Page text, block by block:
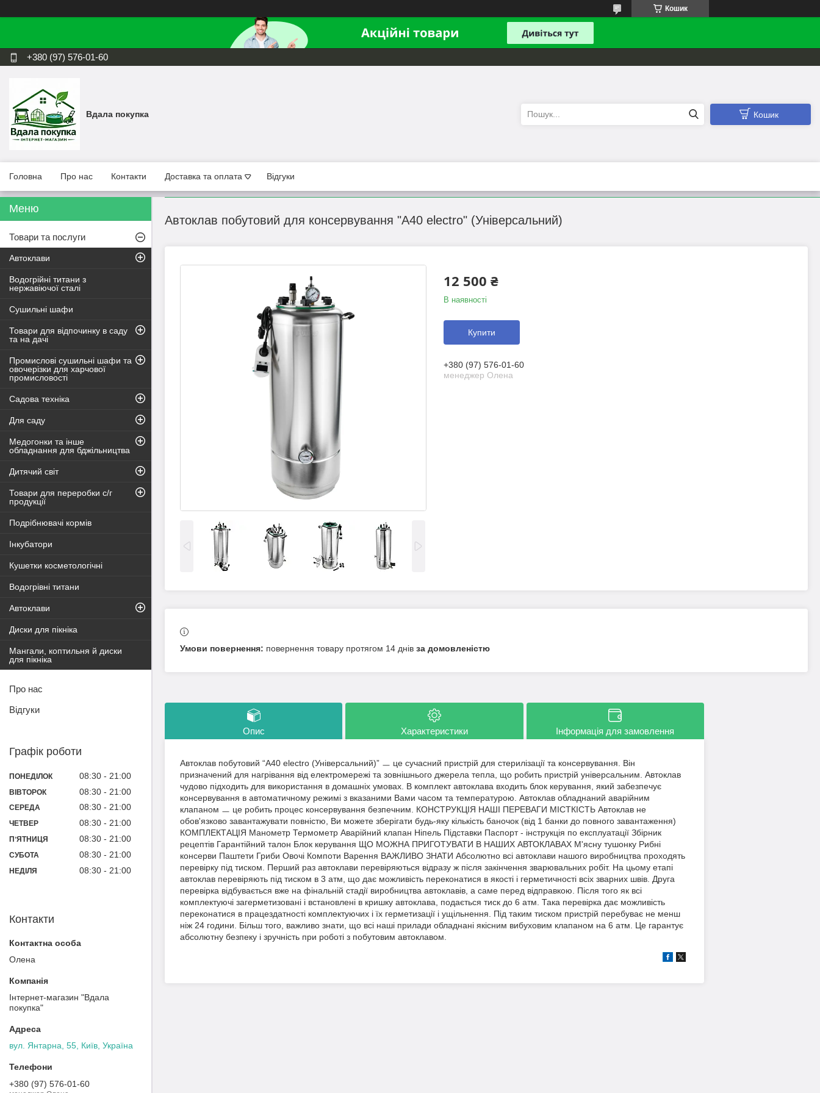
Кошик
+380 (97) 576-01-60
Вдала покупка Кошик
Головна Про нас Контакти Доставка та оплата Відгуки
Автоклав побутовий для консервування "А40 electro" (Універсальний)
12 500 ₴
В наявності
Купити
+380 (97) 576-01-60
менеджер Олена
повернення товару протягом 14 днів за домовленістю
Опис Характеристики Інформація для замовлення
Автоклав побутовий “А40 electro (Універсальний)” ㅡ це сучасний пристрій для стерилізації та консервування. Він
призначений для нагрівання від електромережі та зовнішнього джерела тепла, що робить пристрій універсальним. Автоклав
чудово підходить для використання в домашніх умовах. В комплект автоклава входить блок керування, який забезпечує
консервування в автоматичному режимі з вказаними Вами часом та температурою. Автоклав обладнаний аварійним
клапаном ㅡ це робить процес консервування безпечним. КОНСТРУКЦІЯ НАШІ ПЕРЕВАГИ МІСТКІСТЬ Автоклав не
обов'язково завантажувати повністю, Ви можете зберігати будь-яку кількість баночок (від 1 банки до повного завантаження)
КОМПЛЕКТАЦІЯ Манометр Термометр Аварійний клапан Ніпель Підставки Паспорт - інструкція по експлуатації Збірник
рецептів Гарантійний талон Блок керування ЩО МОЖНА ПРИГОТУВАТИ В НАШИХ АВТОКЛАВАХ М'ясну тушонку Рибні
консерви Паштети Гриби Овочі Компоти Варення ВАЖЛИВО ЗНАТИ Абсолютно всі автоклави нашого виробництва проходять
перевірку під тиском. Перший раз автоклави перевіряються відразу ж після закінчення зварювальних робіт. На цьому етапі
автоклав перевіряють під тиском в 3 атм, що дає можливість переконатися в якості і герметичності всіх зварних швів. Друга
перевірка відбувається вже на фінальній стадії виробництва автоклавів, а саме перед відправкою. Після того як всі
комплектуючі загерметизовані і встановлені в кришку автоклава, подається тиск до 6 атм. Така перевірка дає можливість
переконатися в працездатності комплектуючих і їх герметизації і ущільнення. Під таким тиском пристрій перебуває не менш
ніж 24 години. Більш того, важливо знати, що всі наші прилади обладнані якісним вибуховим клапаном на 6 атм. Це гарантує
абсолютну безпеку і зручність при роботі з побутовим автоклавом.
Товари та послуги
Автоклави
Водогрійні титани з
нержавіючої сталі
Сушильні шафи
Товари для відпочинку в саду
та на дачі
Промислові сушильні шафи та
овочерізки для харчової
промисловості
Садова техніка
Для саду
Медогонки та інше
обладнання для бджільництва
Дитячий світ
Товари для переробки с/г
продукції
Подрібнювачі кормів
Інкубатори
Кушетки косметологічні
Водогрівні титани
Автоклави
Диски для пікніка
Мангали, коптильня й диски
для пікніка
Про нас
Відгуки
Графік роботи
ПОНЕДІЛОК 08:30 21:00
ВІВТОРОК 08:30 21:00
СЕРЕДА 08:30 21:00
ЧЕТВЕР 08:30 21:00
ПʼЯТНИЦЯ 08:30 21:00
СУБОТА 08:30 21:00
НЕДІЛЯ 08:30 21:00
Контакти
Олена
Інтернет-магазин "Вдала
покупка"
вул. Янтарна, 55, Київ, Україна
+380 (97) 576-01-60